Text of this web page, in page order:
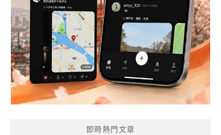
即時熱門文章